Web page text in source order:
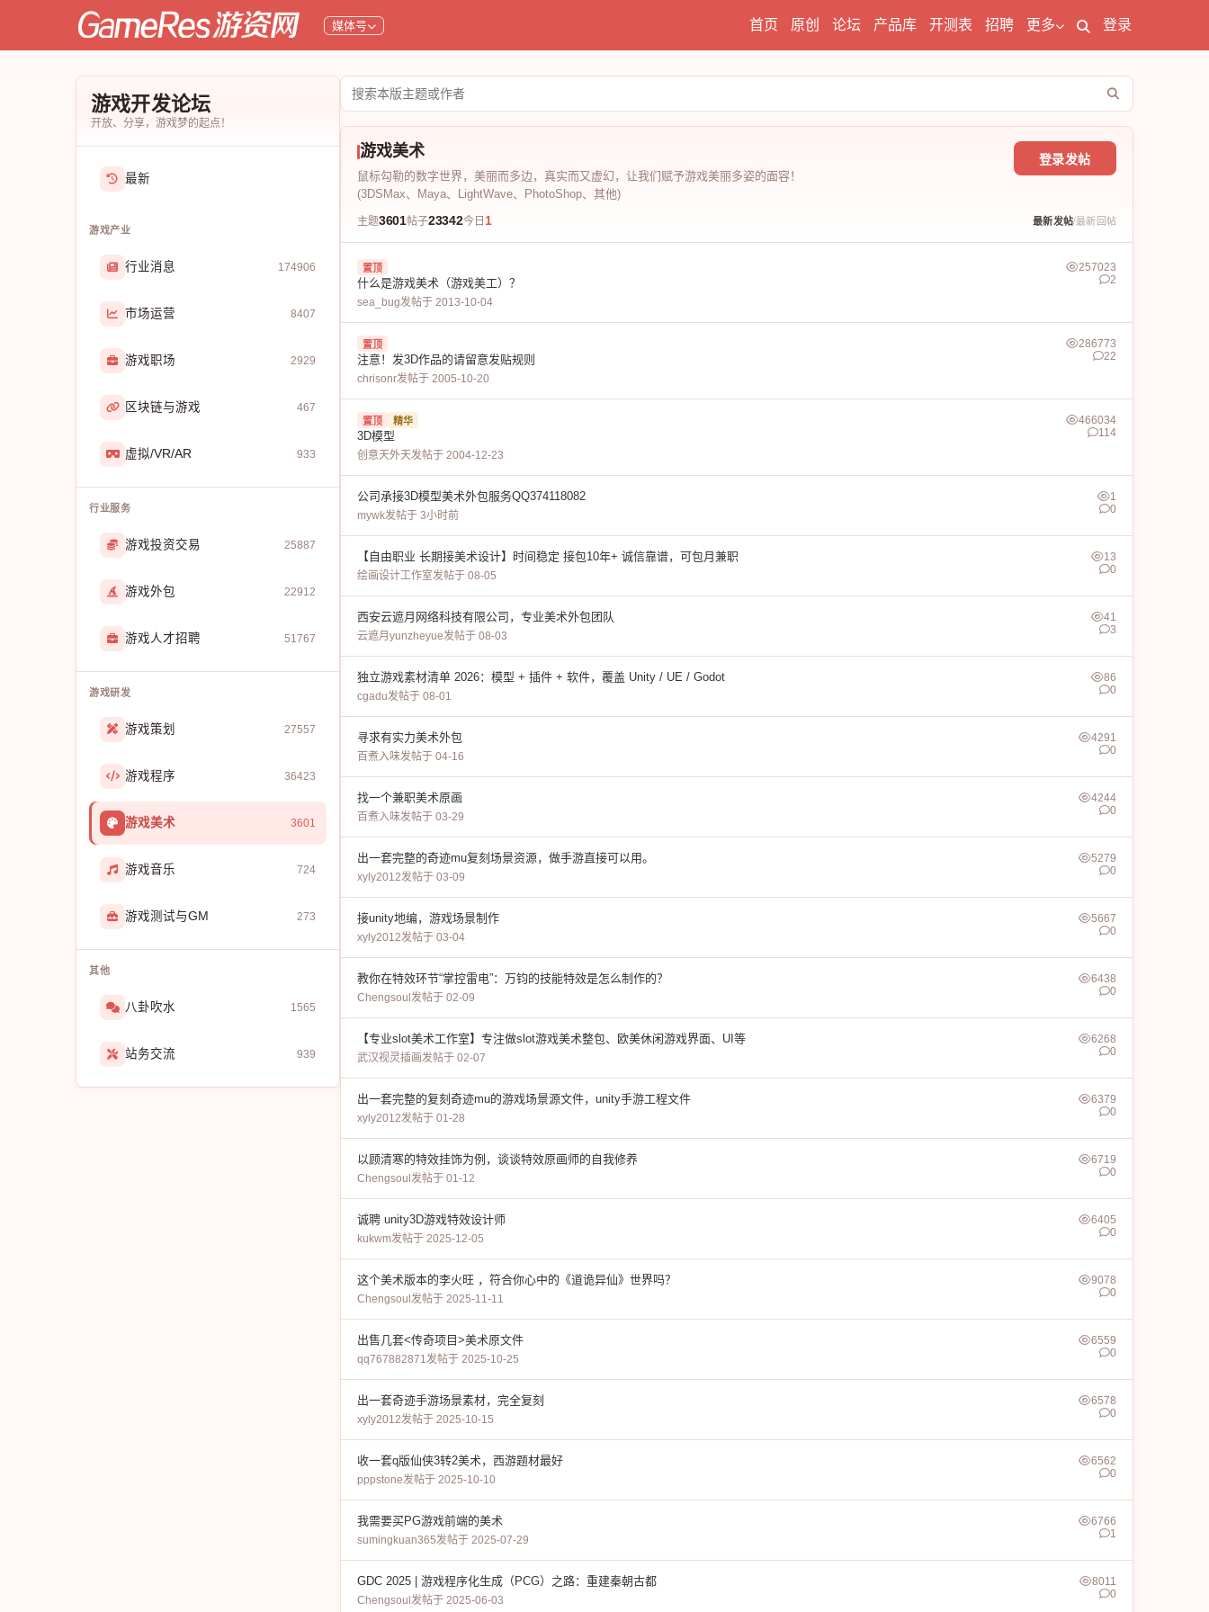
媒体号 首页 原创 论坛 产品库 开测表 招聘 更多 登录
游戏开发论坛
开放、分享，游戏梦的起点！
最新
游戏产业
行业消息 174906
市场运营 8407
游戏职场 2929
区块链与游戏 467
虚拟/VR/AR 933
行业服务
游戏投资交易 25887
游戏外包 22912
游戏人才招聘 51767
游戏研发
游戏策划 27557
游戏程序 36423
游戏美术 3601
游戏音乐 724
游戏测试与GM 273
其他
八卦吹水 1565
站务交流 939
搜
索
论
游戏美术
鼠标勾勒的数字世界，美丽而多边，真实而又虚幻，让我们赋予游戏美丽多姿的面容！
(3DSMax、Maya、LightWave、PhotoShop、其他)
主题3601帖子23342今日 1
登录发帖
最新发帖/最新回帖
置顶
什么是游戏美术（游戏美工）？
sea_bug发帖于 2013-10-04
257023
2
置顶
注意！发3D作品的请留意发贴规则
chrisonr发帖于 2005-10-20
286773
22
置顶 精华
3D模型
创意天外天发帖于 2004-12-23
466034
114
公司承接3D模型美术外包服务QQ374118082
mywk发帖于 3小时前
1
0
【自由职业 长期接美术设计】时间稳定 接包10年+ 诚信靠谱，可包月兼职
绘画设计工作室发帖于 08-05
13
0
西安云遮月网络科技有限公司，专业美术外包团队
云遮月yunzheyue发帖于 08-03
41
3
独立游戏素材清单 2026：模型 + 插件 + 软件，覆盖 Unity / UE / Godot
cgadu发帖于 08-01
86
0
寻求有实力美术外包
百煮入味发帖于 04-16
4291
0
找一个兼职美术原画
百煮入味发帖于 03-29
4244
0
出一套完整的奇迹mu复刻场景资源，做手游直接可以用。
xyly2012发帖于 03-09
5279
0
接unity地编，游戏场景制作
xyly2012发帖于 03-04
5667
0
教你在特效环节“掌控雷电”：万钧的技能特效是怎么制作的？
Chengsoul 发帖于 02-09
6438
0
【专业slot美术工作室】专注做slot游戏美术整包、欧美休闲游戏界面、UI等
武汉视灵插画发帖于 02-07
6268
0
出一套完整的复刻奇迹mu的游戏场景源文件，unity手游工程文件
xyly2012发帖于 01-28
6379
0
以顾清寒的特效挂饰为例，谈谈特效原画师的自我修养
Chengsoul 发帖于 01-12
6719
0
诚聘 unity3D游戏特效设计师
kukwm发帖于 2025-12-05
6405
0
这个美术版本的李火旺 ，符合你心中的《道诡异仙》世界吗？
Chengsoul 发帖于 2025-11-11
9078
0
出售几套<传奇项目>美术原文件
qq767882871发帖于 2025-10-25
6559
0
出一套奇迹手游场景素材，完全复刻
xyly2012发帖于 2025-10-15
6578
0
收一套q版仙侠3转2美术，西游题材最好
pppstone发帖于 2025-10-10
6562
0
我需要买PG游戏前端的美术
sumingkuan365发帖于 2025-07-29
6766
1
GDC 2025 | 游戏程序化生成（PCG）之路：重建秦朝古都
Chengsoul 发帖于 2025-06-03
8011
0